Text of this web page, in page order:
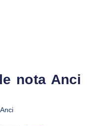
nota Anci
Anci